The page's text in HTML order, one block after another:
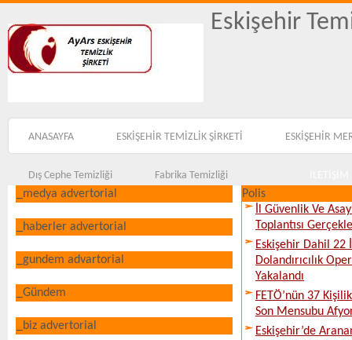
Eskişehir
ANASAYFA ESKİŞEHİR TEMİZLİK ŞİRKETİ ESKİŞEHİR
Dış Cephe Temizliği Fabrika Temizliği
_medya advertorial
_haberler advertorial
_gundem advartorial
_Gündem
_biz advertorial
Polis
İl Güvenlik Ve
Toplantısı
Eskişehir Dahil
Dolandırıcılık
Yakalandı
FETÖ’nün 37
Son Mensubu
Eskişehir’de